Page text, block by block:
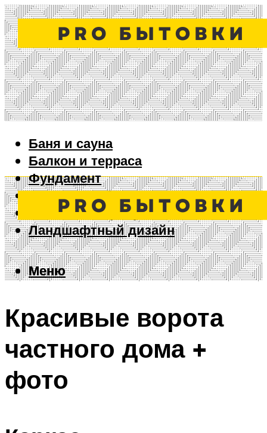
Баня и сауна
Балкон и терраса
Фундамент
Ворота и забор
Дизайн интерьера
Ландшафтный дизайн
Меню
Меню
Красивые ворота
частного дома +
фото